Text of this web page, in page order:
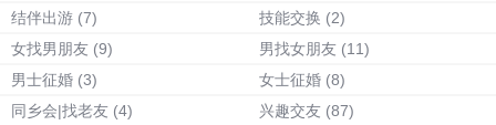
结伴出游 (7) 技能交换 (2)
女找男朋友 (9) 男找女朋友 (11)
男士征婚 (3) 女士征婚 (8)
同乡会|找老友 (4) 兴趣交友 (87)